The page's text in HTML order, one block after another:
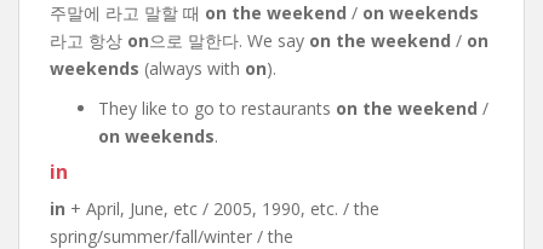
주말에 라고 말할 때 on the weekend / on weekends
라고 항상 on으로 말한다. We say on the weekend / on
weekends (always with on).
They like to go to restaurants on the weekend /
on weekends.
in
in + April, June, etc / 2005, 1990, etc. / the
spring/summer/fall/winter / the